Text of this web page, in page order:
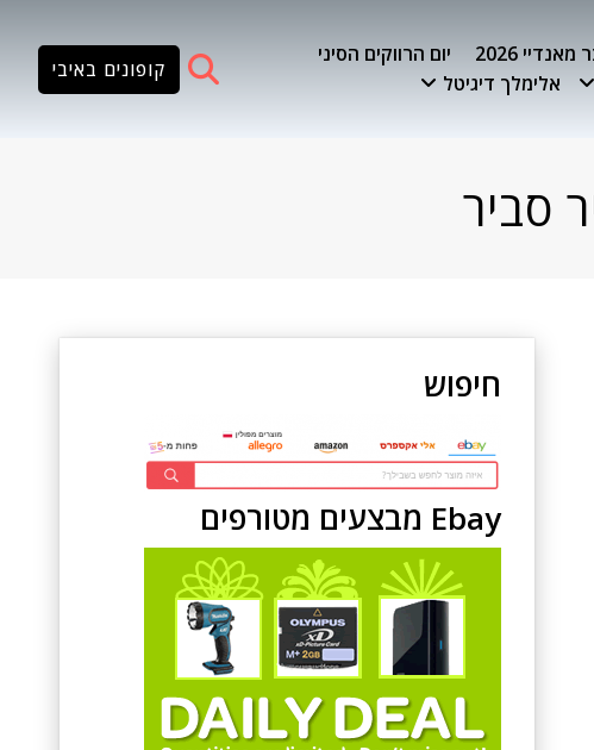
2026
יום הרווקים הסיני
אלימלך דיגיטל
קופונים באיבי
סביר
חיפוש
Ebay מבצעים מטורפים